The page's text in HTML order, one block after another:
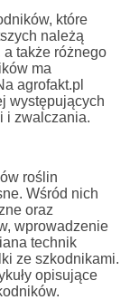
które
należą
także różnego
ma
agrofakt.pl
występujących
i zwalczania.
roślin
Wśród nich
oraz
wprowadzenie
technik
ze szkodnikami.
opisujące